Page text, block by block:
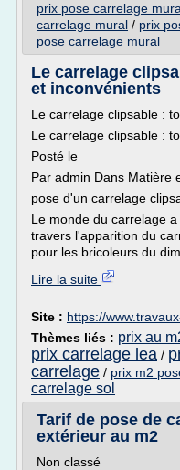
prix pose carrelage
carrelage mural / prix
pose carrelage mural
Le carrelage
et inconvénients
Le carrelage clipsable :
Le carrelage clipsable :
Posté le
Par admin Dans Matière
pose d'un carrelage
Le monde du carrelage
travers l'apparition du
pour les bricoleurs du
Lire la suite
Site : https://
Thèmes liés : prix au
prix carrelage lea /
carrelage / prix m2
carrelage sol
Tarif de pose de
extérieur au m2
Non classé